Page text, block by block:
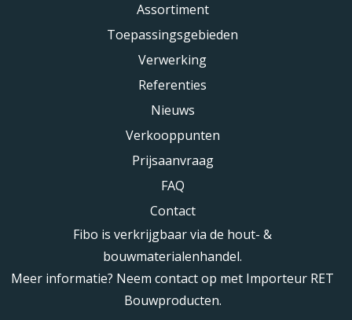
Assortiment
Toepassingsgebieden
Verwerking
Referenties
Nieuws
Verkooppunten
Prijsaanvraag
FAQ
Contact
Fibo is verkrijgbaar via de hout- &
bouwmaterialenhandel.
Meer informatie? Neem contact op met Importeur RET
Bouwproducten.